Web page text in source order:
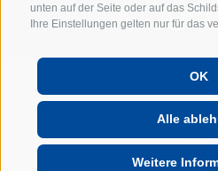
unten auf der Seite oder auf das
Ihre Einstellungen gelten nur für das
OK
Alle
Weitere
POWERED